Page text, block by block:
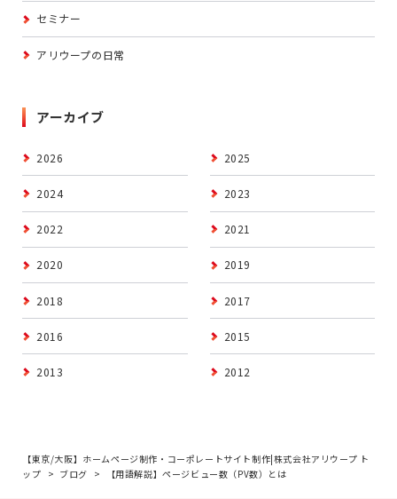
セミナー
アリウープの日常
アーカイブ
2026 2025
2024 2023
2022 2021
2020 2019
2018 2017
2016 2015
2013 2012
【東京/大阪】ホームページ制作・コーポレートサイト制作|株式会社アリウープ ト
ップ
ブログ 【用語解説】ページビュー数（PV数）とは